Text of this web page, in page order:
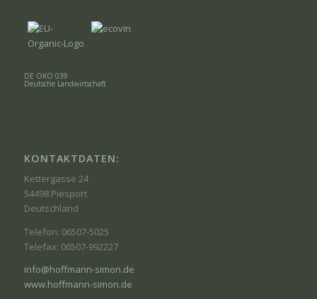
DE ÖKO 039
Deutsche Landwirtschaft
KONTAKTDATEN:
Kettergasse 24
54498 Piesport
Deutschland
Telefon: 06507-5025
Telefax: 06507-992227
info@hoffmann-simon.de
www.hoffmann-simon.de